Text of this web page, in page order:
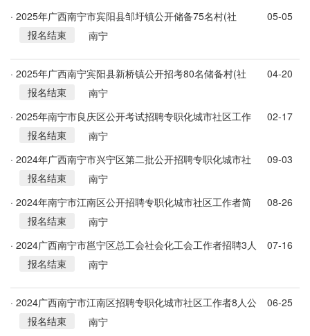
· 2025年广西南宁市宾阳县邹圩镇公开储备75名村(社
区)“两委”后备人才公告
05-05
报名结束
南宁
· 2025年广西南宁宾阳县新桥镇公开招考80名储备村(社
区)“两委”后备人才的公告
04-20
报名结束
南宁
· 2025年南宁市良庆区公开考试招聘专职化城市社区工作
者简章
02-17
报名结束
南宁
· 2024年广西南宁市兴宁区第二批公开招聘专职化城市社
区工作者7人简章
09-03
报名结束
南宁
· 2024年南宁市江南区公开招聘专职化城市社区工作者简
章（19人）
08-26
报名结束
南宁
· 2024广西南宁市邕宁区总工会社会化工会工作者招聘3人
公告
07-16
报名结束
南宁
· 2024广西南宁市江南区招聘专职化城市社区工作者8人公
06-25
报名结束
南宁